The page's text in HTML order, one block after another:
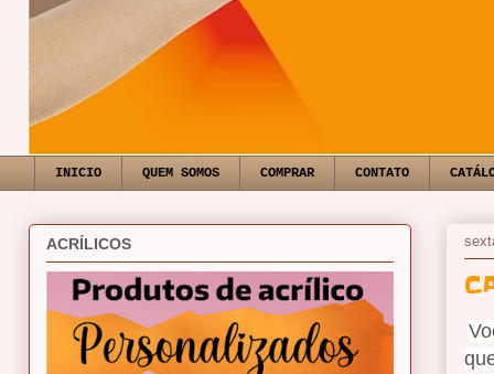
INICIO QUEM SOMOS COMPRAR CONTATO
ACRÍLICOS